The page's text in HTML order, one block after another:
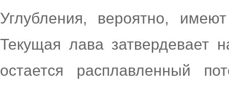
Углубления, вероятно,
Текущая лава затвердевает
остается расплавленный